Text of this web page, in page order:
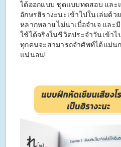
ได้ออกแบบ ชุดแบบทดสอบ และ
อักษรฮิรางะนะเข้าไปในเล่มด้
หลากหลาย ไม่น่าเบื่อจำเจ แล
ใช้ได้จริงในชีวิตประจำวันเข้าไ
ทุกคนจะสามารถจำศัพท์ได้แม่น
แน่นอน!